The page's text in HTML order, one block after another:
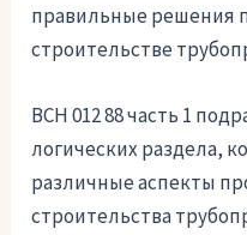
правильные решения
строительстве
ВСН 012 88 часть 1
логических раздела,
различные аспекты
строительства